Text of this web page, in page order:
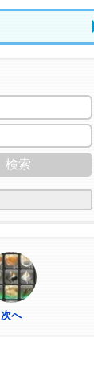
次へ